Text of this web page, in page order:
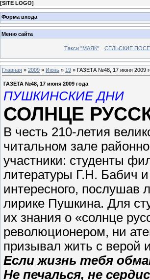
[SITE LOGO]
Форма входа
Меню сайта
Такси "МАЯК" СЕЛЬСКИЕ
Главная » 2009 » Июнь » 19 » ГАЗЕТА №48, 17 июня 2009
ГАЗЕТА №48, 17 июня 2009 года
ПУШКИНСКИЕ ДНИ
СОЛНЦЕ
В честь 210-летия
читальном зале
участники: студенты
литературы Г.Н. Бабич и
интересного,
лирике Пушкина. Для
их знания о «солнце
революционером, ни
призывал жить с верой
Если жизнь тебя
Не печалься, не